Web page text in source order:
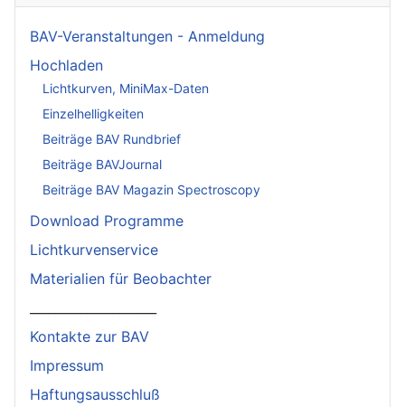
BAV-Veranstaltungen - Anmeldung
Hochladen
Lichtkurven, MiniMax-Daten
Einzelhelligkeiten
Beiträge BAV Rundbrief
Beiträge BAVJournal
Beiträge BAV Magazin Spectroscopy
Download Programme
Lichtkurvenservice
Materialien für Beobachter
Kontakte zur BAV
Impressum
Haftungsausschluß